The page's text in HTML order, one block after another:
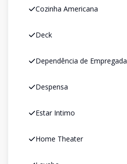
Cozinha Americana
Deck
Dependência de Empregada
Despensa
Estar Intimo
Home Theater